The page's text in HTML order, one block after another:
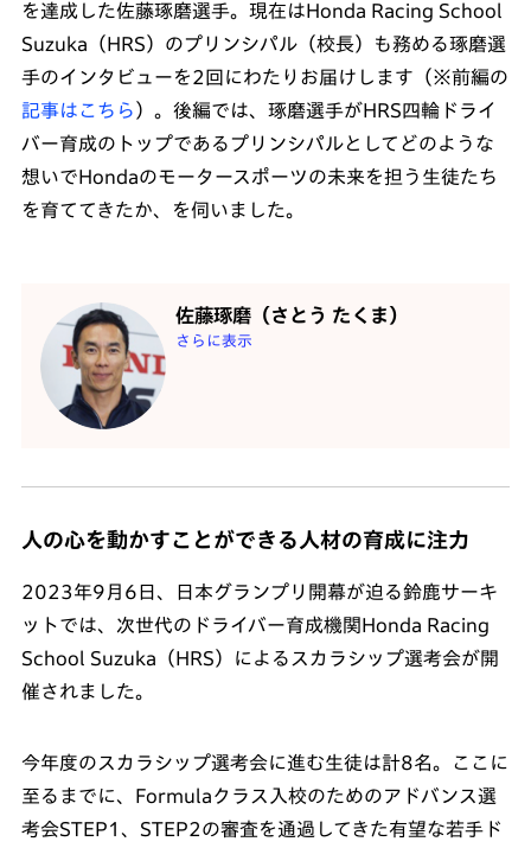
を達成した佐藤琢磨選手。現在はHonda Racing School
Suzuka（HRS）のプリンシパル（校長）も務める琢磨選
手のインタビューを2回にわたりお届けします（※前編の
記事はこちら ）。後編では、琢磨選手がHRS四輪ドライ
バー育成のトップであるプリンシパルとしてどのような
想いでHondaのモータースポーツの未来を担う生徒たち
を育ててきたか、を伺いました。
佐藤琢磨（さとう たくま）
さらに表示
人の心を動かすことができる人材の育成に注力
2023年9月6日、日本グランプリ開幕が迫る鈴鹿サーキ
ットでは、次世代のドライバー育成機関Honda Racing
School Suzuka（HRS）によるスカラシップ選考会が開
催されました。
今年度のスカラシップ選考会に進む生徒は計8名。ここに
至るまでに、Formulaクラス入校のためのアドバンス選
考会STEP1、STEP2の審査を通過してきた有望な若手ド